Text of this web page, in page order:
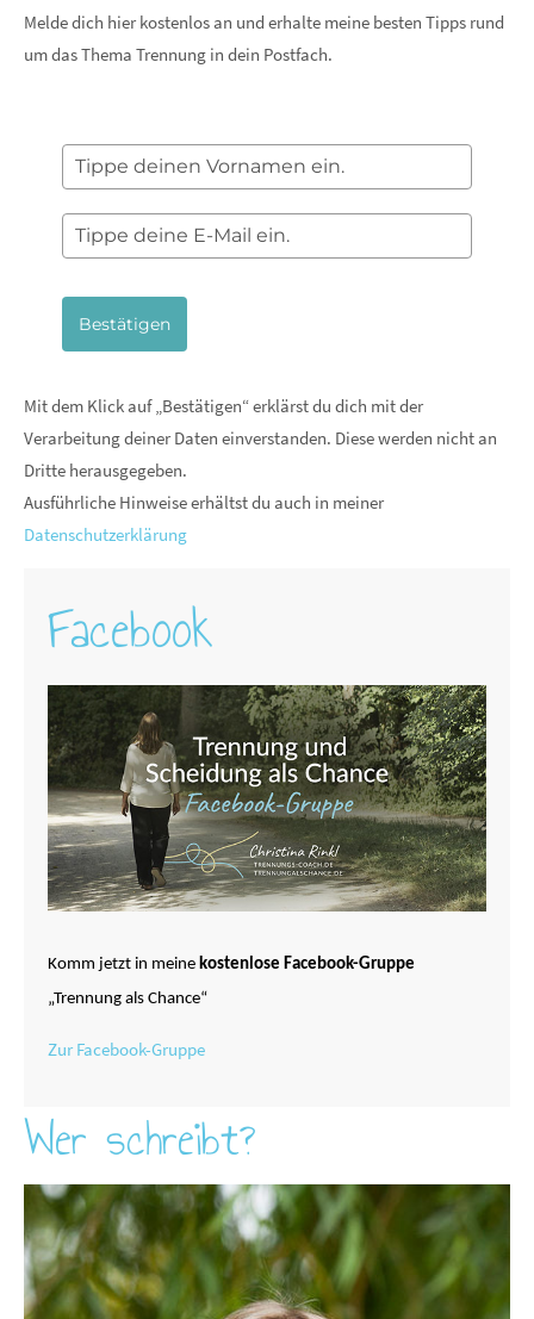
Melde dich hier kostenlos an und erhalte meine besten Tipps rund
um das Thema Trennung in dein Postfach.
Bestätigen
Mit dem Klick auf „Bestätigen“ erklärst du dich mit der
Verarbeitung deiner Daten einverstanden. Diese werden nicht an
Dritte herausgegeben.
Ausführliche Hinweise erhältst du auch in meiner
Datenschutzerklärung
Facebook
Komm jetzt in meinekostenlose Facebook-Gruppe
„Trennung als Chance“
Zur Facebook-Gruppe
Wer schreibt?